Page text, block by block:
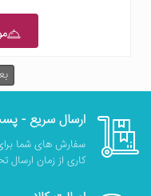
ارسال سریع -
کاری از زمان ارسال